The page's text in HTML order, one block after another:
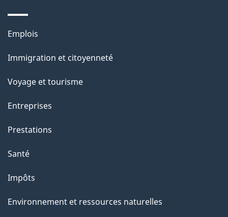
Thèmes
sujets
Emplois
Immigration et citoyenneté
Voyage et tourisme
Entreprises
Prestations
Santé
Impôts
Environnement et ressources naturelles